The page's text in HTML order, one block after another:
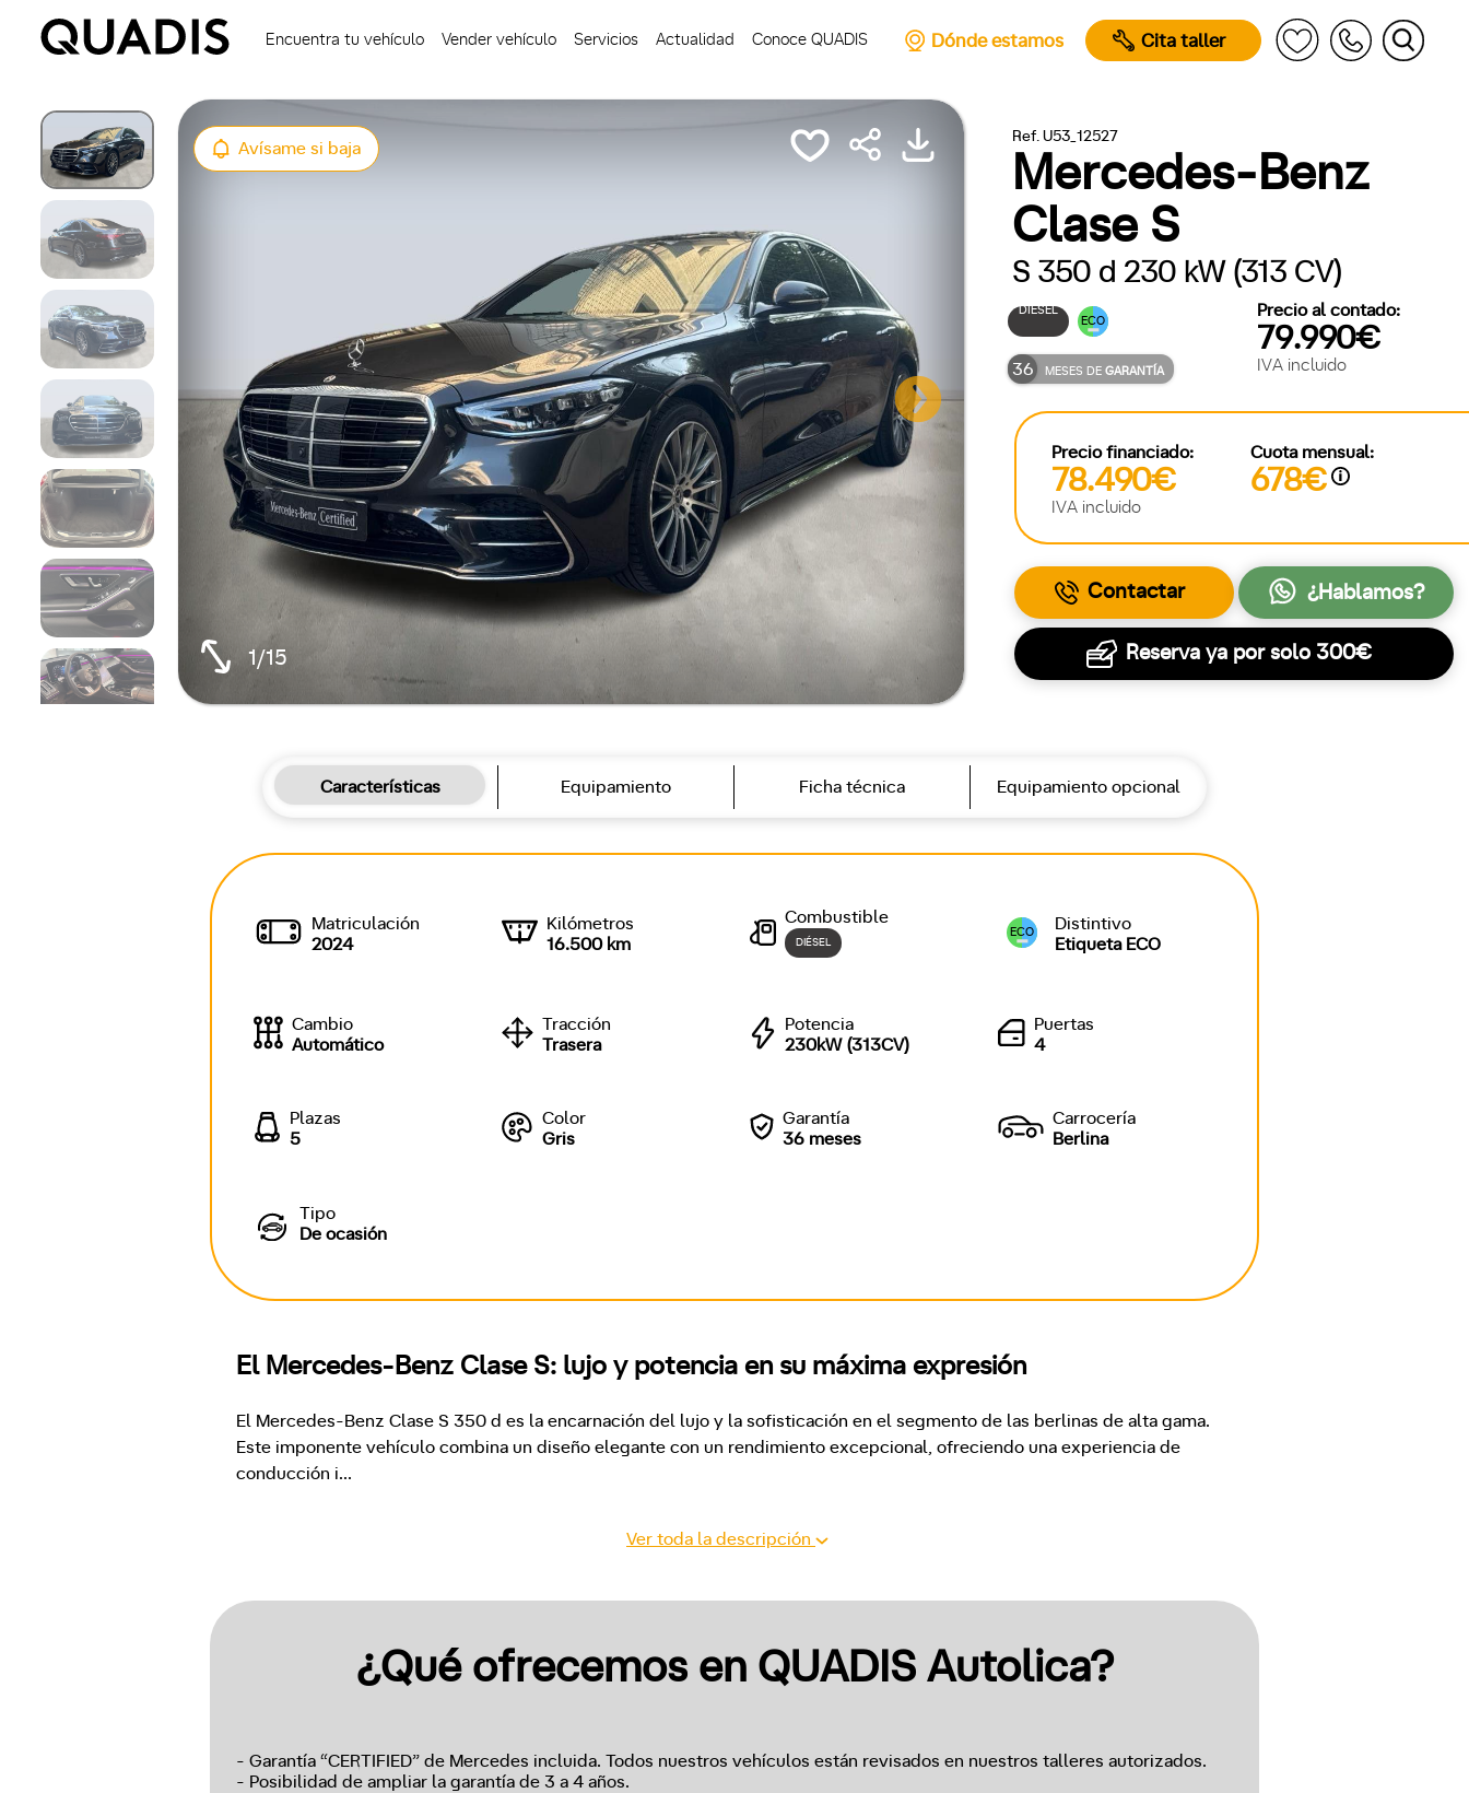
Encuentra tu vehículo Vender vehículo Servicios Actualidad Conoce QUADIS Dónde estamos Cita taller
Ref. U53_12527
Mercedes-Benz
Clase S
S 350 d 230 kW (313 CV)
DIÉSEL
ECO
36 MESES DEGARANTÍA
Precio al contado:
79.990€
IVA incluido
Contactar ¿Hablamos?
Reserva ya por solo 300€
Precio financiado:
78.490€
IVA incluido
Cuota mensual:
678€
Avísame si baja
1/15
Características Equipamiento Ficha técnica Equipamiento opcional
Matriculación
2024
Kilómetros
16.500 km
Combustible
DIÉSEL
ECO
Distintivo
Etiqueta ECO
Cambio
Automático
Tracción
Trasera
Potencia
230kW (313CV)
Puertas
4
Plazas
5
Color
Gris
Garantía
36 meses
Carrocería
Berlina
Tipo
De ocasión
El Mercedes-Benz Clase S: lujo y potencia en su máxima expresión
El Mercedes-Benz Clase S 350 d es la encarnación del lujo y la sofisticación en el segmento de las berlinas de alta gama.
Este imponente vehículo combina un diseño elegante con un rendimiento excepcional, ofreciendo una experiencia de
conducción i...
Ver toda la descripción
¿Qué ofrecemos en QUADIS Autolica?
- Garantía “CERTIFIED” de Mercedes incluida. Todos nuestros vehículos están revisados en nuestros talleres autorizados.
- Posibilidad de ampliar la garantía de 3 a 4 años.